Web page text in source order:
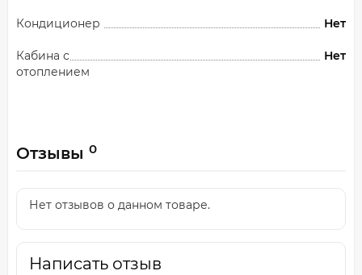
Кондиционер Нет
Кабина с
отоплением
Нет
Отзывы 0
Нет отзывов о данном товаре.
Написать отзыв